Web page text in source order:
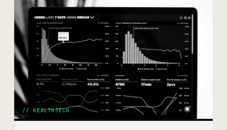
// HEALTHTECH